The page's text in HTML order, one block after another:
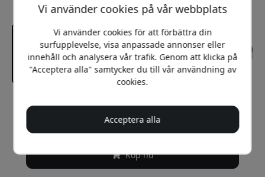
Rekommenderat pris
799 SEK
Köp nu
Vi använder cookies på vår webbplats
Vi använder cookies för att förbättra din
surfupplevelse, visa anpassade annonser eller
innehåll och analysera vår trafik. Genom att klicka på
"Acceptera alla" samtycker du till vår användning av
cookies.
Acceptera alla